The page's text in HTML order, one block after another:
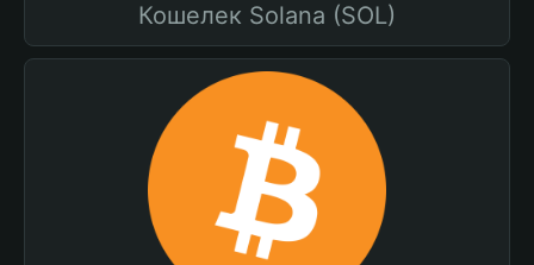
Кошелек Solana (SOL)